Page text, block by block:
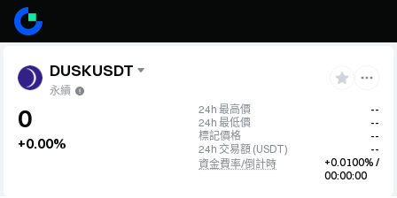
DUSKUSDT
永續
0
+0.00%
24h 最高價
--
24h 最低價
--
標記價格
--
24h 交易額 (USDT)
--
資金費率/倒計時
+0.0100% /
00:00:00